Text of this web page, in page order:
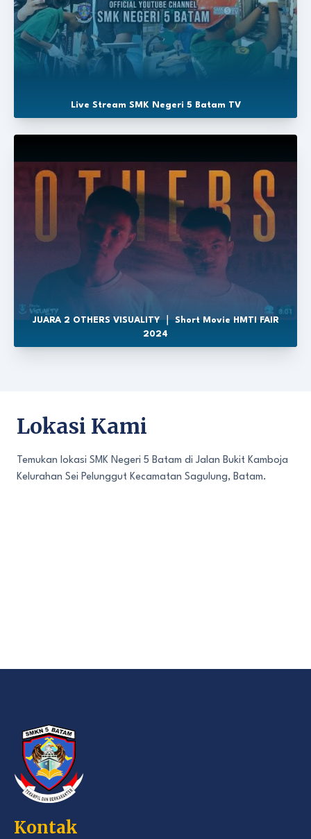
Live Stream SMK Negeri 5 Batam TV
JUARA 2 OTHERS VISUALITY ｜ Short Movie HMTI FAIR
2024
Lokasi Kami
Temukan lokasi SMK Negeri 5 Batam di Jalan Bukit Kamboja
Kelurahan Sei Pelunggut Kecamatan Sagulung, Batam.
Kontak